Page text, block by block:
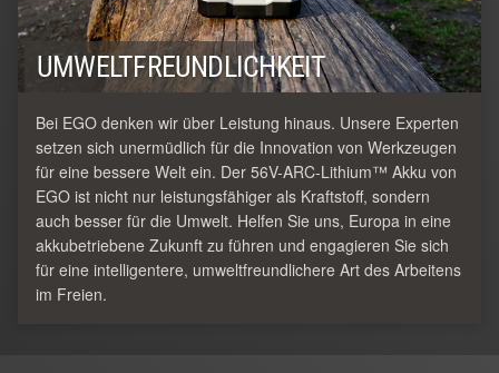
UMWELTFREUNDLICHKEIT
Bei EGO denken wir über Leistung hinaus. Unsere Experten
setzen sich unermüdlich für die Innovation von Werkzeugen
für eine bessere Welt ein. Der 56V-ARC-Lithium™ Akku von
EGO ist nicht nur leistungsfähiger als Kraftstoff, sondern
auch besser für die Umwelt. Helfen Sie uns, Europa in eine
akkubetriebene Zukunft zu führen und engagieren Sie sich
für eine intelligentere, umweltfreundlichere Art des Arbeitens
im Freien.